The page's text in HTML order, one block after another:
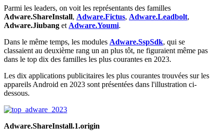
Parmi les leaders, on voit les représentants des familles
Adware.ShareInstall, Adware.Fictus, Adware.Leadbolt,
Adware.Jiubang et Adware.Youmi.
Dans le même temps, les modules Adware.SspSdk, qui se
classaient au deuxième rang un an plus tôt, ne figuraient même pas
dans le top dix des familles les plus courantes en 2023.
Les dix applications publicitaires les plus courantes trouvées sur les
appareils Android en 2023 sont présentées dans l'illustration ci-
dessous.
Adware.ShareInstall.1.origin